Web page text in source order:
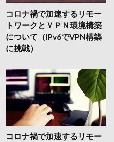
コロナ禍で加速するリモー
トワークとＶＰＮ環境構築
について（IPv6でVPN構築
に挑戦）
コロナ禍で加速するリモー